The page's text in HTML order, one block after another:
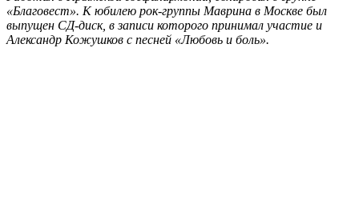
«Благовест». К юбилею рок-группы Маврина в Москве был
выпущен СД-диск, в записи которого принимал участие и
Александр Кожушков с песней «Любовь и боль».